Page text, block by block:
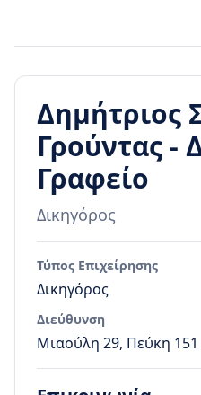
Δημήτριος
Γρούντας -
Γραφείο
Δικηγόρος
Τύπος Επιχείρησης
Δικηγόρος
Διεύθυνση
Μιαούλη 29, Πεύκη 151